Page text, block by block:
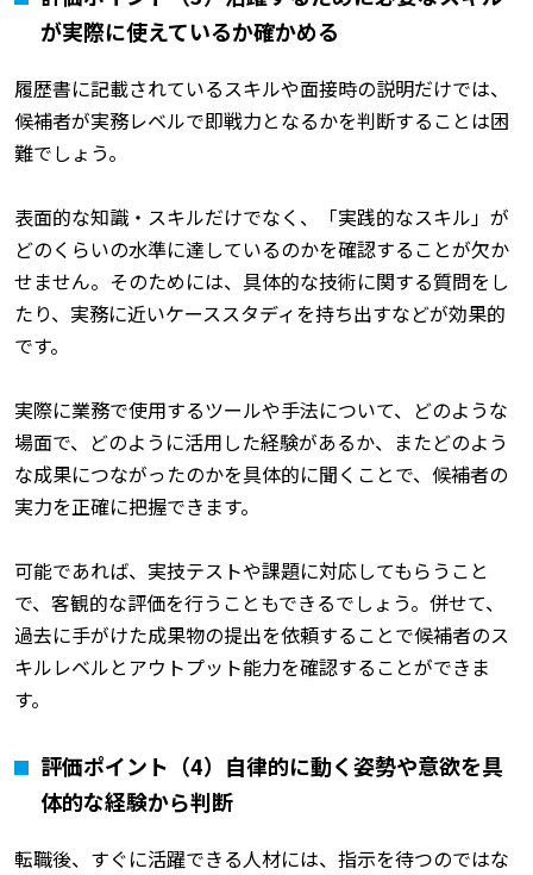
が実際に使えているか確かめる
履歴書に記載されているスキルや面接時の説明だけでは、
候補者が実務レベルで即戦力となるかを判断することは困
難でしょう。
表面的な知識・スキルだけでなく、「実践的なスキル」が
どのくらいの水準に達しているのかを確認することが欠か
せません。そのためには、具体的な技術に関する質問をし
たり、実務に近いケーススタディを持ち出すなどが効果的
です。
実際に業務で使用するツールや手法について、どのような
場面で、どのように活用した経験があるか、またどのよう
な成果につながったのかを具体的に聞くことで、候補者の
実力を正確に把握できます。
可能であれば、実技テストや課題に対応してもらうこと
で、客観的な評価を行うこともできるでしょう。併せて、
過去に手がけた成果物の提出を依頼することで候補者のス
キルレベルとアウトプット能力を確認することができま
す。
評価ポイント（4）自律的に動く姿勢や意欲を具
体的な経験から判断
転職後、すぐに活躍できる人材には、指示を待つのではな